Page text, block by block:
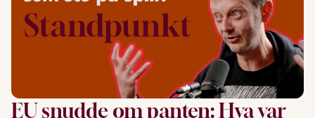
EU snudde om panten: Hva var